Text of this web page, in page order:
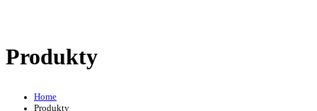
Produkty
Home
Produkty